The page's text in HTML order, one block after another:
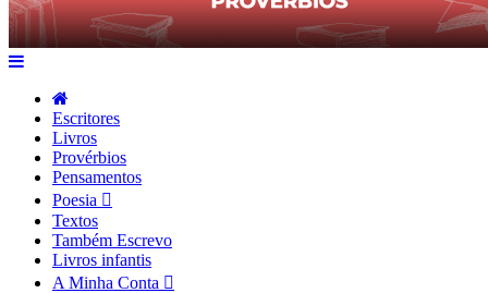
Escritores
Livros
Provérbios
Pensamentos
Poesia
Textos
Também Escrevo
Livros infantis
A Minha Conta